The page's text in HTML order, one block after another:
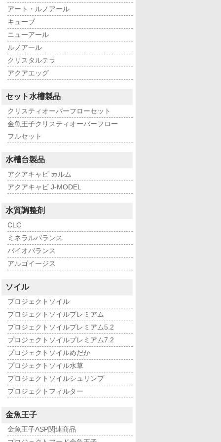
アート・ルノアール
キューブ
ニューアール
ルノアール
クリスタルテラ
アクアエッグ
セット水槽製品
クリスティオーバーフローセット
金魚王子クリスティオーバーフロー
フルセット
水槽台製品
アクアキャビ カルム
アクアキャビ J-MODEL
水質調整剤
CLC
ミネラルバランス
バイオバランス
アルゴイージス
ソイル
プロジェクトソイル
プロジェクトソイルプレミアム
プロジェクトソイルプレミアム5.2
プロジェクトソイルプレミアム7.2
プロジェクトソイルめだか
プロジェクトソイル水草
プロジェクトソイルシュリンプ
プロジェクトフィルター
金魚王子
金魚王子ASP関連商品